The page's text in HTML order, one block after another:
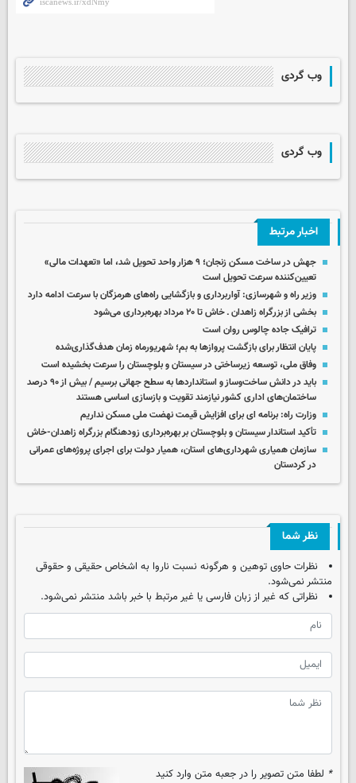
وب گردی
وب گردی
اخبار مرتبط
جهش در ساخت مسکن زنجان؛ ۹ هزار واحد تحویل شد، اما «تعهدات مالی»
تعیین‌کننده سرعت تحویل است
وزیر راه و شهرسازی: آواربرداری و بازگشایی راه‌های هرمزگان با سرعت ادامه دارد
بخشی از بزرگراه زاهدان ـ خاش تا ۲۰ مرداد بهره‌برداری می‌شود
ترافیک جاده چالوس روان است
پایان انتظار برای بازگشت پروازها به بم؛ شهریورماه زمان هدف‌گذاری‌شده
وفاق ملی، توسعه زیرساختی در سیستان و بلوچستان را سرعت بخشیده است
باید در دانش ساخت‌وساز و استانداردها به سطح جهانی برسیم / بیش از ۹۰ درصد
ساختمان‌های اداری کشور نیازمند تقویت و بازسازی اساسی هستند
وزارت راه: برنامه ای برای افزایش قیمت نهضت ملی مسکن نداریم
تأکید استاندار سیستان و بلوچستان بر بهره‌برداری زودهنگام بزرگراه زاهدان-خاش
سازمان همیاری شهرداری‌های استان، همیار دولت برای اجرای پروژه‌های عمرانی
در کردستان
نظر شما
نظرات حاوی توهین و هرگونه نسبت ناروا به اشخاص حقیقی و حقوقی
منتشر نمی‌شود.
نظراتی که غیر از زبان فارسی یا غیر مرتبط با خبر باشد منتشر نمی‌شود.
* لطفا متن تصویر را در جعبه متن وارد کنید